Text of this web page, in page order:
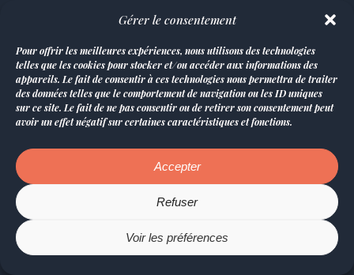
Gérer le consentement
Pour offrir les meilleures expériences, nous utilisons des technologies
telles que les cookies pour stocker et/ou accéder aux informations des
appareils. Le fait de consentir à ces technologies nous permettra de traiter
des données telles que le comportement de navigation ou les ID uniques
sur ce site. Le fait de ne pas consentir ou de retirer son consentement peut
avoir un effet négatif sur certaines caractéristiques et fonctions.
Accepter
Refuser
Voir les préférences